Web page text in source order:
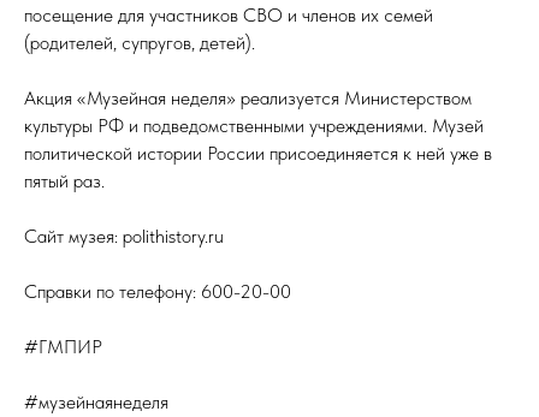
посещение для участников СВО и членов их семей
(родителей, супругов, детей).
Акция «Музейная неделя» реализуется Министерством
культуры РФ и подведомственными учреждениями. Музей
политической истории России присоединяется к ней уже в
пятый раз.
Сайт музея: polithistory.ru
Справки по телефону: 600-20-00
#ГМПИР
#музейнаянеделя